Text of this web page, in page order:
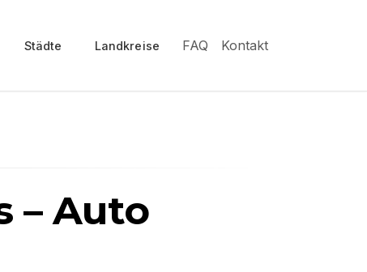
Städte Landkreise FAQ Kontakt
– Auto